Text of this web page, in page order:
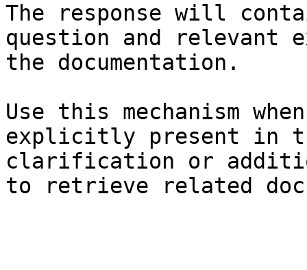
The response will
question and relevant
the documentation.
Use this mechanism
explicitly present in
clarification or